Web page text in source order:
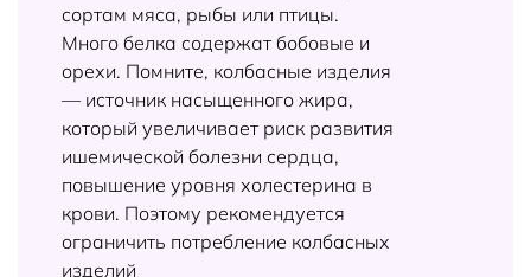
сортам мяса, рыбы или птицы.
Много белка содержат бобовые и
орехи. Помните, колбасные изделия
— источник насыщенного жира,
который увеличивает риск развития
ишемической болезни сердца,
повышение уровня холестерина в
крови. Поэтому рекомендуется
ограничить потребление колбасных
изделий